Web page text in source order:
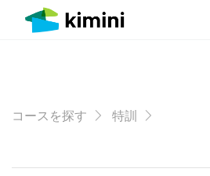
コースを探す 特訓